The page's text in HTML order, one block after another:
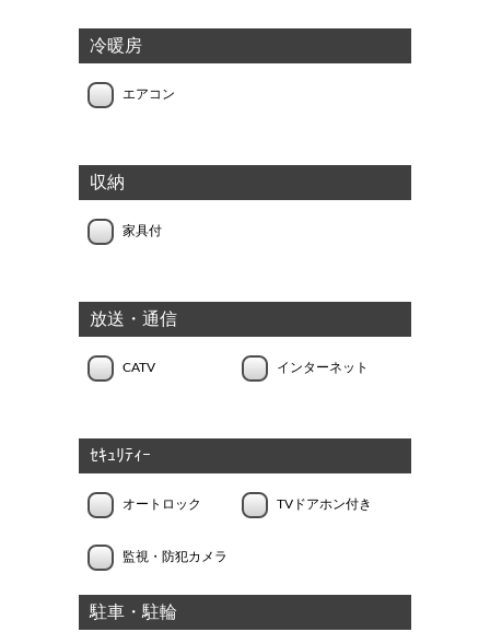
冷暖房
エアコン
収納
家具付
放送・通信
CATV インターネット
ｾｷｭﾘﾃｨｰ
オートロック TVドアホン付き
監視・防犯カメラ
駐車・駐輪